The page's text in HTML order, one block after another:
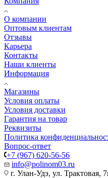
О компании
Оптовым клиентам
Отзывы
Карьера
Контакты
Наши клиенты
Информация
Магазины
Условия оплаты
Условия доставки
Гарантия на товар
Реквизиты
Политика
Вопрос-ответ
+7 (967) 620-56-56
info@polinom03.ru
г. Улан-Удэ, ул. Трактовая,